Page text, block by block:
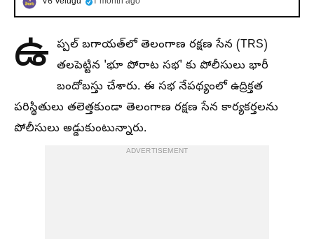
ఉ ప్పల్ బగాయత్‌లో తెలంగాణ రక్షణ సేన (TRS)
తలపెట్టిన 'భూ పోరాట సభ' కు పోలీసులు భారీ
బందోబస్తు చేశారు. ఈ సభ నేపథ్యంలో ఉద్రిక్తత
పరిస్థితులు తలెత్తకుండా తెలంగాణ రక్షణ సేన కార్యకర్తలను
పోలీసులు అడ్డుకుంటున్నారు.
ADVERTISEMENT